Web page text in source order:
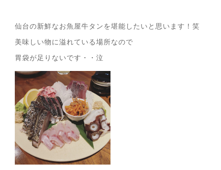
仙台の新鮮なお魚屋牛タンを堪能したいと思います！笑
美味しい物に溢れている場所なので
胃袋が足りないです・・泣